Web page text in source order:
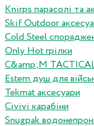
Knirps парасолі та
Skif Outdoor
Cold Steel
Only Hot грілки
C&amp;M
Estem душ для
Tekmat аксесуари
Сivivi карабіни
Snugpak